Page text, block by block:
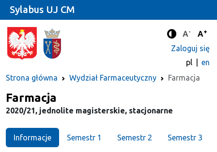
Tryb
A- A+
Zaloguj się
pl
en
Strona główna
Wydział Farmaceutyczny Farmacja
Sylabus UJ CM
Kierunek
Farmacja
2020/21, jednolite magisterskie, stacjonarne
Informacje Semestr 1 Semestr 2 Semestr 3